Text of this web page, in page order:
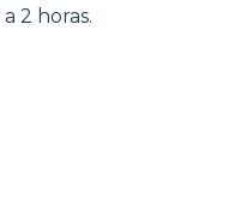
2 horas.